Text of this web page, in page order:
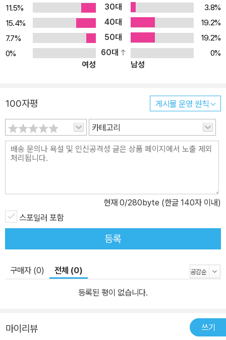
등의 유명한 삽화도 함께 수록해 소장 가치를 더했다. <에오스 클래
식>은 어린 시절 꿈과 영감의 원천이 되어주었고, 전 세계의 문학, 나
아가 문화 전반에 영향을 끼친 세계 최고의 고전 명작들을 엄선해 새
로운 완역본으로 현대문학에서 야심차게 내놓는 세계문학 시리즈다.
초판본과 방대한 자료를 바탕으로 해당 작품의 역사적, 문화적 의의
텍스트로 삼은 <에오스 시리즈>는 수백, 수천 개의 주석을 참고하여
우리말로 옮긴 만큼 원전이 전하는 가장 정확한 의미와 생생한 감동
을 만날 수 있다. 지금껏 반복되고 답습되었던 번역상의 오류를 바로
잡은 것은 물론이다. 이 시리즈는 범람하는 세계문학전집 가운데서도
제대로 된 완역본을 원하는 독자는 물론, 어린이, 학생, 교사, 부모, 나
아가 고전 읽기를 다시 시도하는 모든 이들에게 가장 충실한 길잡이
연구』, 『네 사람의 서명』, 『바스커빌 씨네 사냥개』, 『공포의 계곡』은
하반기에 <에오스 클래식>과 <주석 달린 시리즈>로 만날 수 있다. *
EOS CLASSIC 그리스 신화에 나오는 새벽의 여신이자 별들의 어
머니인 에오스에서 따온 에오스 클래식은 책 읽는 즐거움을 여는 고
전 명작으로 구성된 현대문학에서 야심차게 내놓는 세계문학시리즈
셜록 홈즈 세기를 넘어 끊임없이 재현되는 탐정소설의 전범 셜록 홈
즈가 문학사상 가장 위대한 탐정은 아닐지 몰라도, 가장 많은 사랑을
한 범죄 사건들을 흥미진진하게 해결해가는 이 이야기는 19세기 말
《스트랜드 매거진》에 처음 선을 보였다. 수입이 변변치 않았던 의사
11.5%
30대
3.8%
15.4%
40대
19.2%
7.7%
50대
19.2%
0%
60대
0%
여성
남성
100자평 게시물 운영 원칙
카테고리
현재 0/280byte (한글 140자 이내)
스포일러 포함
등록
구매자 (0) 전체 (0)
등록된 평이 없습니다.
마이리뷰 쓰기